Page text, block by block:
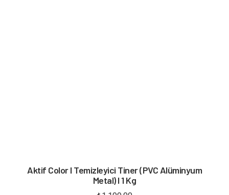
Aktif Color I Temizleyici Tiner (PVC Alüminyum
Metal) I 1 Kg